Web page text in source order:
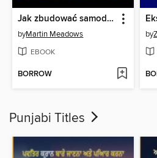
Jak zbudować samodyscyplinę
byMartin Meadows
EBOOK
BORROW
by
Punjabi Titles